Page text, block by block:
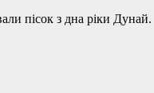
пісок з дна ріки Дунай.